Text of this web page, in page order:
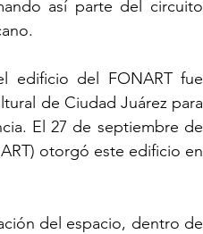
así parte del circuito
edificio del FONART fue
de Ciudad Juárez para
El 27 de septiembre de
otorgó este edificio en
del espacio, dentro de